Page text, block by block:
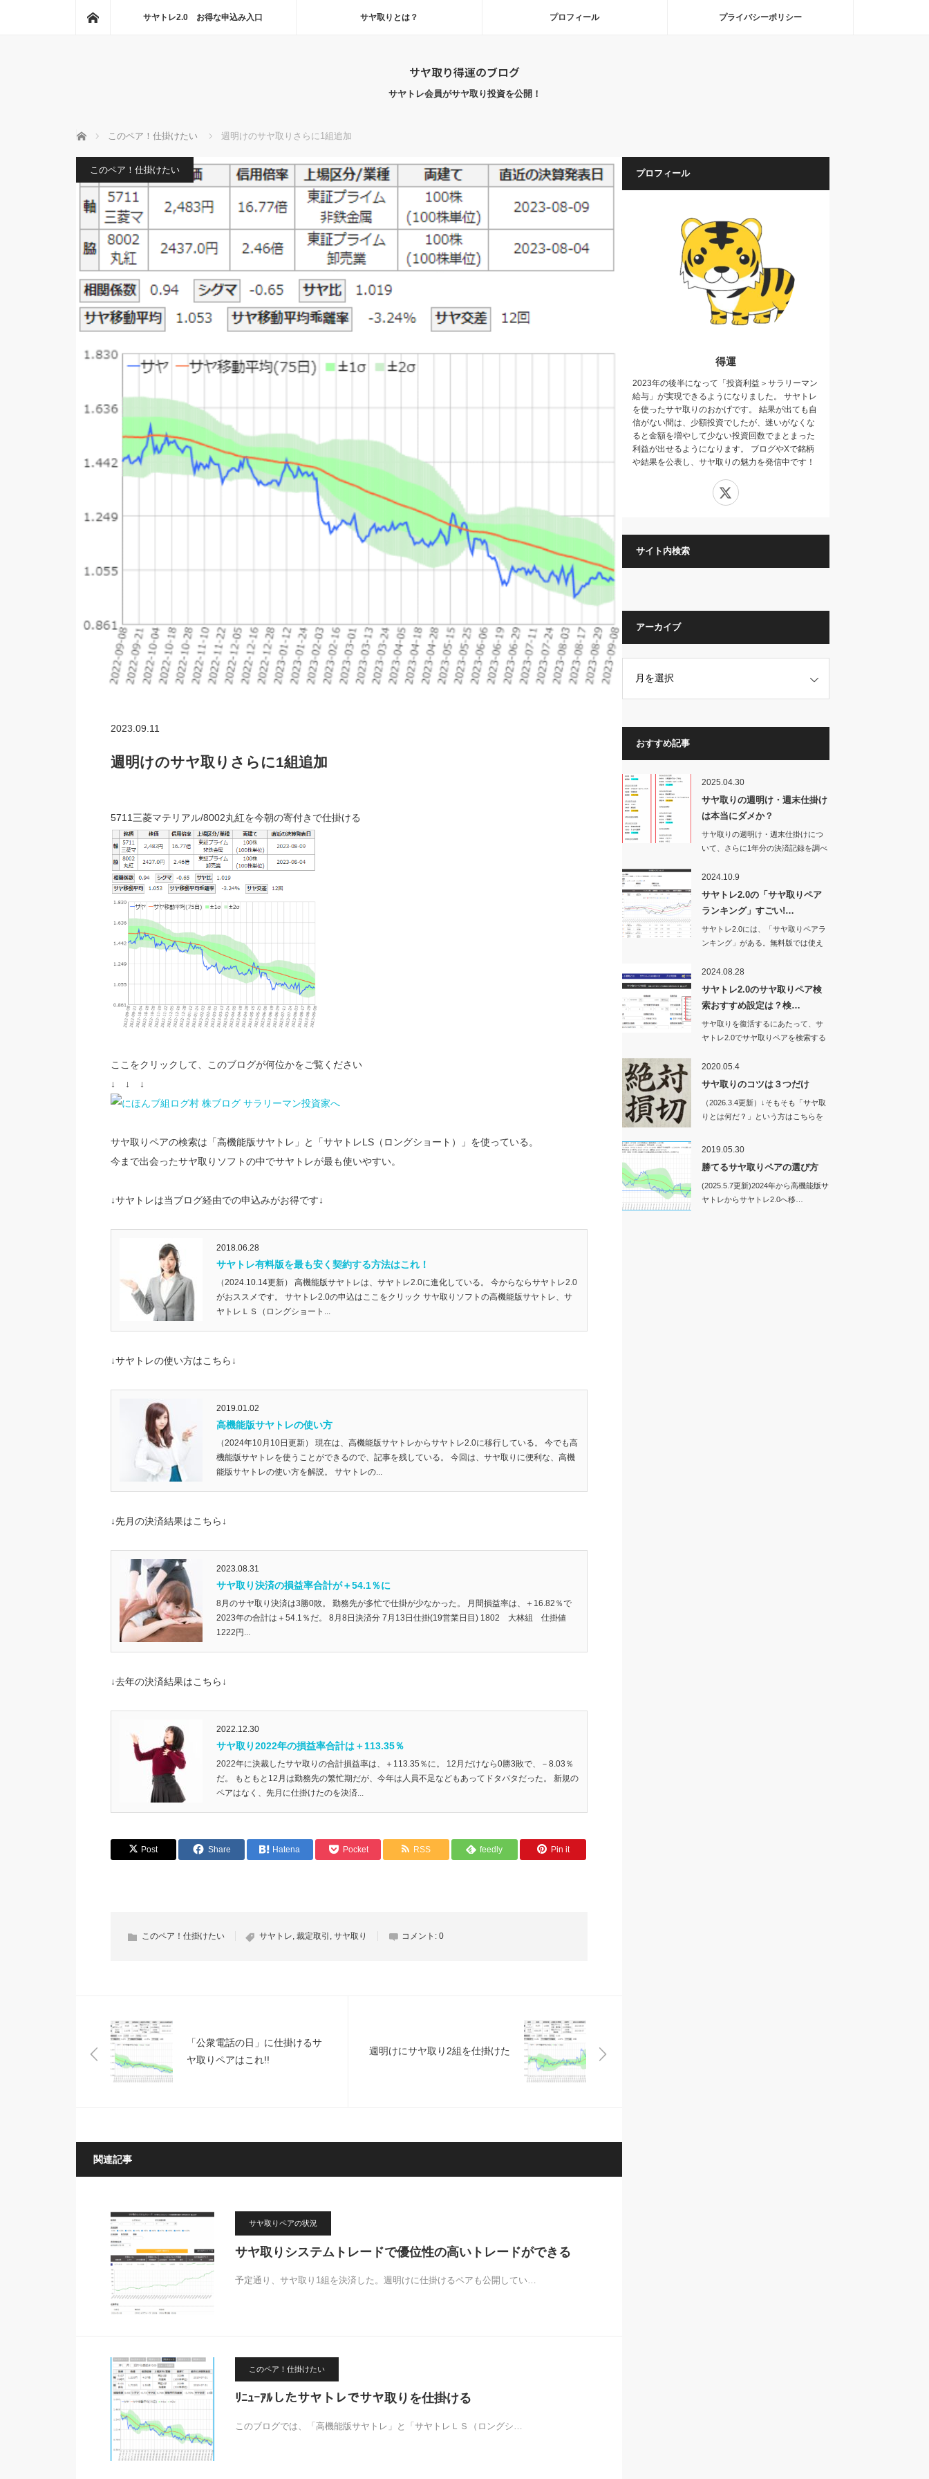
サヤトレ2.0 お得な申込み入口 サヤ取りとは？ プロフィール プライバシーポリシー
サヤ取り得運のブログ
サヤトレ会員がサヤ取り投資を公開！
ホーム このペア！仕掛けたい 週明けのサヤ取りさらに1組追加
このペア！仕掛けたい
2023.09.11
週明けのサヤ取りさらに1組追加
5711三菱マテリアル/8002丸紅を今朝の寄付きで仕掛ける
ここをクリックして、このブログが何位かをご覧ください
↓ ↓ ↓
サヤ取りペアの検索は「高機能版サヤトレ」と「サヤトレLS（ロングショート）」を使っている。
今まで出会ったサヤ取りソフトの中でサヤトレが最も使いやすい。
↓サヤトレは当ブログ経由での申込みがお得です↓
2018.06.28
サヤトレ有料版を最も安く契約する方法はこれ！
（2024.10.14更新） 高機能版サヤトレは、サヤトレ2.0に進化している。 今からならサヤトレ2.0
がおススメです。 サヤトレ2.0の申込はここをクリック サヤ取りソフトの高機能版サヤトレ、サ
ヤトレＬＳ（ロングショート...
↓サヤトレの使い方はこちら↓
2019.01.02
高機能版サヤトレの使い方
（2024年10月10日更新） 現在は、高機能版サヤトレからサヤトレ2.0に移行している。 今でも高
機能版サヤトレを使うことができるので、記事を残している。 今回は、サヤ取りに便利な、高機
能版サヤトレの使い方を解説。 サヤトレの...
↓先月の決済結果はこちら↓
2023.08.31
サヤ取り決済の損益率合計が＋54.1％に
8月のサヤ取り決済は3勝0敗。 勤務先が多忙で仕掛が少なかった。 月間損益率は、＋16.82％で
2023年の合計は＋54.1％だ。 8月8日決済分 7月13日仕掛(19営業日目) 1802 大林組 仕掛値
1222円...
↓去年の決済結果はこちら↓
2022.12.30
サヤ取り2022年の損益率合計は＋113.35％
2022年に決裁したサヤ取りの合計損益率は、＋113.35％に。 12月だけなら0勝3敗で、－8.03％
だ。 もともと12月は勤務先の繁忙期だが、今年は人員不足などもあってドタバタだった。 新規の
ペアはなく、先月に仕掛けたのを決済...
Post Share Hatena Pocket RSS feedly Pin it
このペア！仕掛けたい サヤトレ, 裁定取引 , サヤ取り コメント: 0
「公衆電話の日」に仕掛けるサ
ヤ取りペアはこれ!!
週明けにサヤ取り2組を仕掛けた
関連記事
サヤ取りペアの状況
サヤ取りシステムトレードで優位性の高いトレードができる
予定通り、サヤ取り1組を決済した。週明けに仕掛けるペアも公開してい…
このペア！仕掛けたい
ﾘﾆｭｰｱﾙしたサヤトレでサヤ取りを仕掛ける
このブログでは、「高機能版サヤトレ」と「サヤトレＬＳ（ロングシ…
プロフィール
得運
2023年の後半になって「投資利益＞サラリーマン
給与」が実現できるようになりました。 サヤトレ
を使ったサヤ取りのおかげです。 結果が出ても自
信がない間は、少額投資でしたが、迷いがなくな
ると金額を増やして少ない投資回数でまとまった
利益が出せるようになります。 ブログやXで銘柄
や結果を公表し、サヤ取りの魅力を発信中です！
サイト内検索
アーカイブ
おすすめ記事
2025.04.30
サヤ取りの週明け・週末仕掛け
は本当にダメか？
サヤ取りの週明け・週末仕掛けにつ
いて、さらに1年分の決済記録を調べ
2024.10.9
サヤトレ2.0の「サヤ取りペア
ランキング」すごい!…
サヤトレ2.0には、「サヤ取りペアラ
ンキング」がある。無料版では使え
2024.08.28
サヤトレ2.0のサヤ取りペア検
索おすすめ設定は？検…
サヤ取りを復活するにあたって、サ
ヤトレ2.0でサヤ取りペアを検索する
2020.05.4
サヤ取りのコツは３つだけ
（2026.3.4更新）↓そもそも「サヤ取
りとは何だ？」という方はこちらを
2019.05.30
勝てるサヤ取りペアの選び方
(2025.5.7更新)2024年から高機能版サ
ヤトレからサヤトレ2.0へ移…